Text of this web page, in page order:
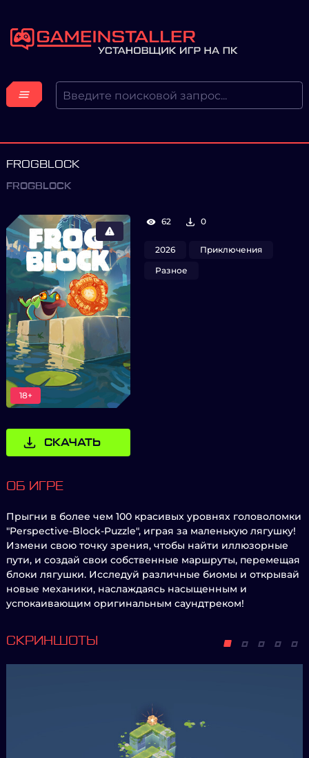
FROGBLOCK
FROGBLOCK
18+
СКАЧАТЬ
62 0
2026
Приключения
Разное
ОБ ИГРЕ
Прыгни в более чем 100 красивых уровнях головоломки
"Perspective-Block-Puzzle", играя за маленькую лягушку!
Измени свою точку зрения, чтобы найти иллюзорные
пути, и создай свои собственные маршруты, перемещая
блоки лягушки. Исследуй различные биомы и открывай
новые механики, наслаждаясь насыщенным и
успокаивающим оригинальным саундтреком!
СКРИНШОТЫ